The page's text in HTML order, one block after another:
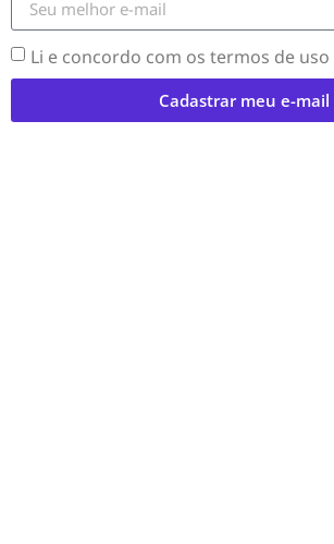
Li e concordo com os termos de uso
Cadastrar meu e-mail